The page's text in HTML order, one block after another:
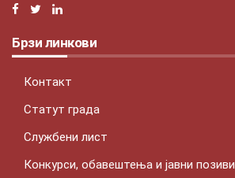
Брзи линкови
Контакт
Статут града
Службени лист
Конкурси, обавештења и јавни позиви